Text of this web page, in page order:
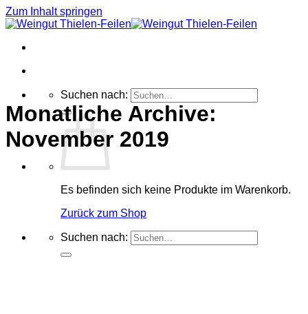
Zum Inhalt springen
Suchen nach:
Es befinden sich keine Produkte im Warenkorb.
Zurück zum Shop
Suchen nach:
Monatliche Archive:
November 2019